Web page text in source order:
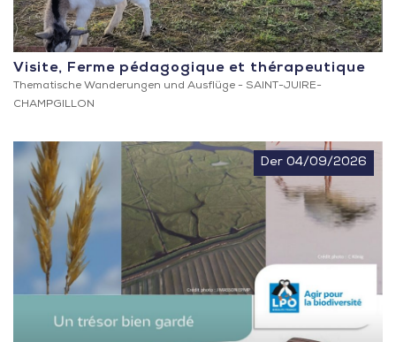
Visite, Ferme pédagogique et thérapeutique
Thematische Wanderungen und Ausflüge - SAINT-JUIRE-
CHAMPGILLON
Der 04/09/2026